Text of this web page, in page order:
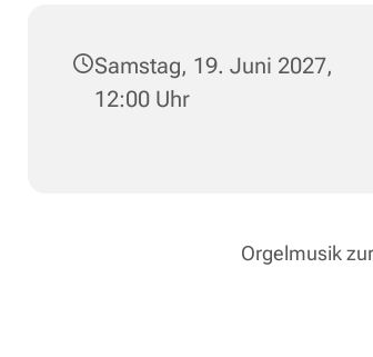
Samstag, 19. Juni 2027,
12:00 Uhr
Orgelmusik